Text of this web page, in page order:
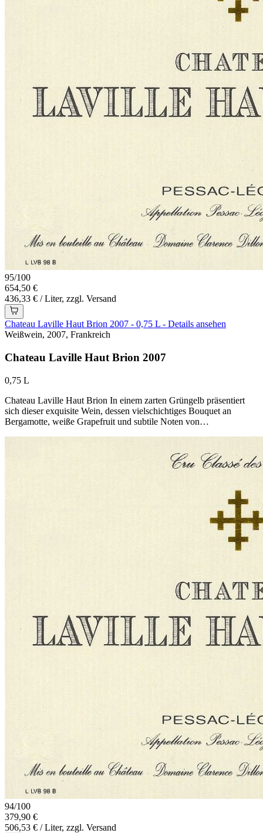
95/100
654,50 €
436,33 € / Liter, zzgl. Versand
Chateau Laville Haut Brion 2007 - 0,75 L - Details ansehen
Weißwein, 2007, Frankreich
Chateau Laville Haut Brion 2007
0,75 L
Chateau Laville Haut Brion In einem zarten Grüngelb präsentiert
sich dieser exquisite Wein, dessen vielschichtiges Bouquet an
Bergamotte, weiße Grapefruit und subtile Noten von…
94/100
379,90 €
506,53 € / Liter, zzgl. Versand